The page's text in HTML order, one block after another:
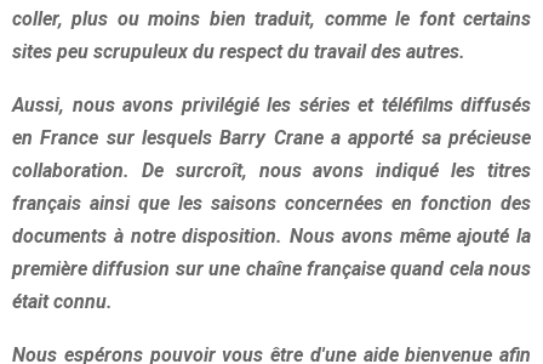
coller, plus ou moins bien traduit, comme le font certains
sites peu scrupuleux du respect du travail des autres.
Aussi, nous avons privilégié les séries et téléfilms diffusés
en France sur lesquels Barry Crane a apporté sa précieuse
collaboration. De surcroît, nous avons indiqué les titres
français ainsi que les saisons concernées en fonction des
documents à notre disposition. Nous avons même ajouté la
première diffusion sur une chaîne française quand cela nous
était connu.
Nous espérons pouvoir vous être d'une aide bienvenue afin